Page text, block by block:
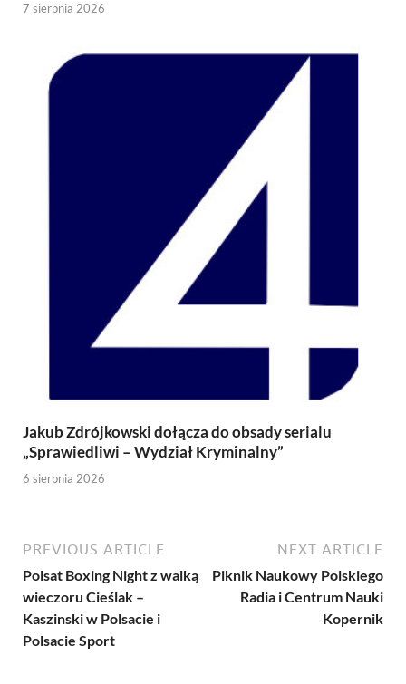
7 sierpnia 2026
Jakub Zdrójkowski dołącza do obsady serialu
„Sprawiedliwi – Wydział Kryminalny”
6 sierpnia 2026
PREVIOUS ARTICLE
Polsat Boxing Night z walką
wieczoru Cieślak –
Kaszinski w Polsacie i
Polsacie Sport
NEXT ARTICLE
Piknik Naukowy Polskiego
Radia i Centrum Nauki
Kopernik